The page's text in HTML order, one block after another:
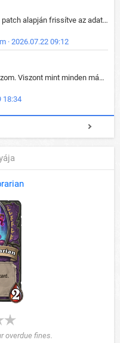
Kártya változások a 36.0.3-as patch alapján frissítve az adatbázisban (képek is cserélve).
· 2026.07.22 09:12
Amióta bejött, csak ezzel játszom. Viszont mint minden más - akár az alapjáték is, ez is baromira összetett lett. Néha már pár kör után is esélytelen az egész. Vagy irreállisan túltápol valaki, vagy lelép a partner, vagy csak hülye mint a segg. És amikor eljönne az én időm, na akkor jön el mindenki másé is. Engem jobban érdekelne, hogy ki milyen ratingen szokott játszani. Na ez lenne egy érdekes adat.
18:34
overdue fines.